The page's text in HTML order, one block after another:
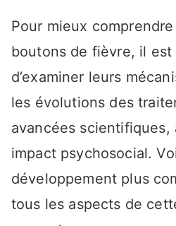
Pour mieux
boutons de fièvre, il est
d’examiner leurs
les évolutions des
avancées scientifiques,
impact psychosocial.
développement plus
tous les aspects de